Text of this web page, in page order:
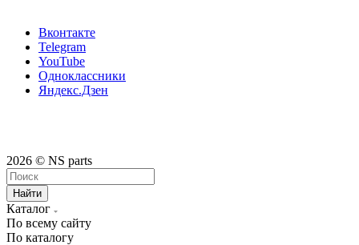
Вконтакте
Telegram
YouTube
Одноклассники
Яндекс.Дзен
2026 © NS parts
Найти
Каталог
По всему сайту
По каталогу